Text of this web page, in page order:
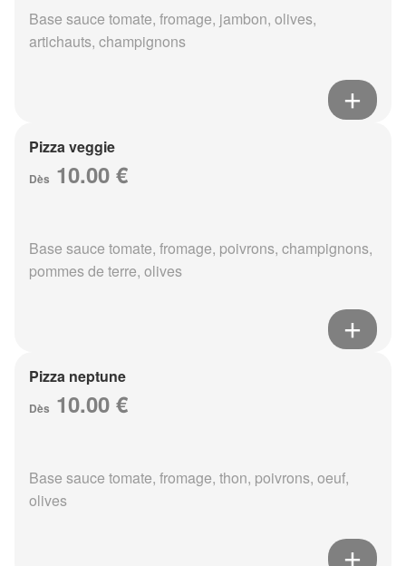
Base sauce tomate, fromage, jambon, olives,
artichauts, champignons
Pizza veggie
Dès 10.00 €
Base sauce tomate, fromage, poivrons, champignons,
pommes de terre, olives
Pizza neptune
Dès 10.00 €
Base sauce tomate, fromage, thon, poivrons, oeuf,
olives